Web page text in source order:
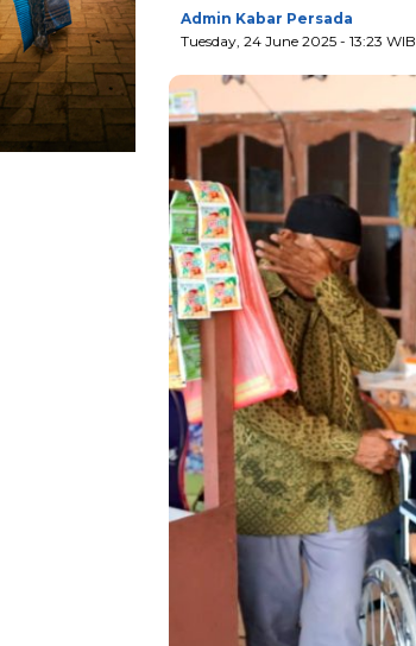
Admin Kabar Persada
Tuesday, 24 June 2025 - 13:23 WIB